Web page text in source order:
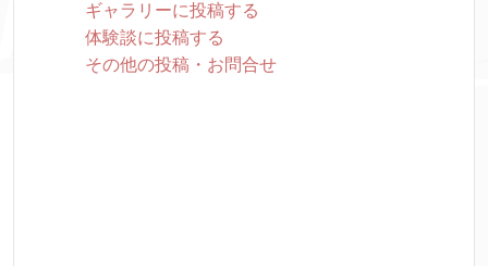
ギャラリーに投稿する
体験談に投稿する
その他の投稿・お問合せ